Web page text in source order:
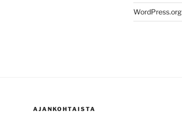
WordPress.org
AJANKOHTAISTA